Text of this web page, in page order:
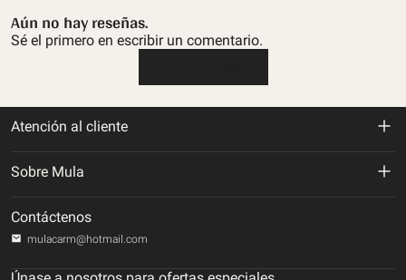
Aún no hay reseñas.
Sé el primero en escribir un comentario.
Atención al cliente
Política de privacidad
Términos de servicio
Sobre Mula
Rastrea tu orden
Contáctenos
mulacarm@hotmail.com